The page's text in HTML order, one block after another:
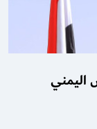
اليمني